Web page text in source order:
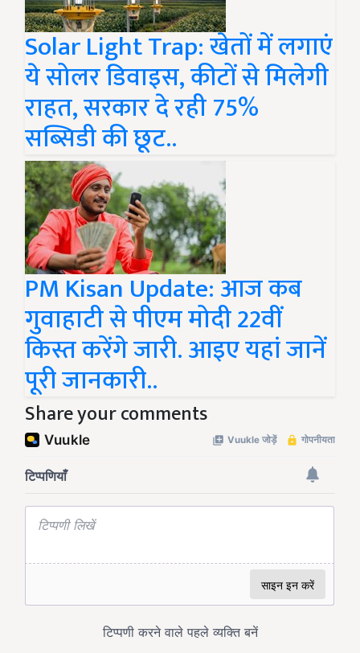
Solar Light Trap: खेतों में लगाएं
ये सोलर डिवाइस, कीटों से मिलेगी
राहत, सरकार दे रही 75%
सब्सिडी की छूट..
PM Kisan Update: आज कब
गुवाहाटी से पीएम मोदी 22वीं
किस्त करेंगे जारी. आइए यहां जानें
पूरी जानकारी..
Share your comments